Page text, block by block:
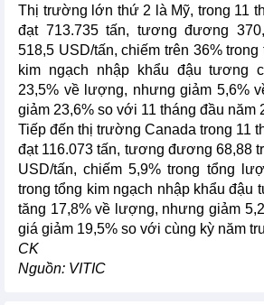
Thị trường lớn thứ 2 là Mỹ, trong 11
đạt 713.735 tấn, tương đương
518,5 USD/tấn, chiếm trên 36%
kim ngạch nhập khẩu đậu tương
23,5% về lượng, nhưng giảm 5,6%
giảm 23,6% so với 11 tháng đầu năm
Tiếp đến thị trường Canada trong 11
đạt 116.073 tấn, tương đương 68,88
USD/tấn, chiếm 5,9% trong tổng
trong tổng kim ngạch nhập khẩu đậu
tăng 17,8% về lượng, nhưng giảm
giá giảm 19,5% so với cùng kỳ năm
CK
Nguồn: VITIC